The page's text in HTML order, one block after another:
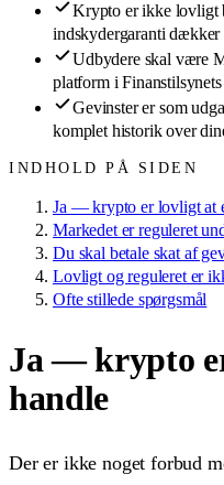
Krypto er ikke lovligt
indskydergaranti dækker
Udbydere skal være
platform i
Gevinster er som
komplet historik over
INDHOLD PÅ SIDEN
Ja — krypto er lovligt at
Markedet er reguleret
Du skal betale skat af
Lovligt og reguleret er
Ofte stillede spørgsmål
Ja — krypto
handle
Der er ikke noget forbud